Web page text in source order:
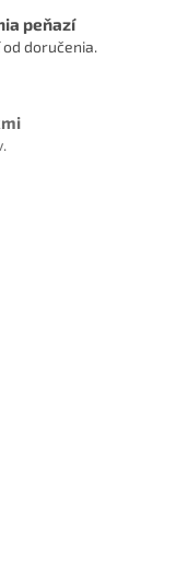
peňazí
doručenia.